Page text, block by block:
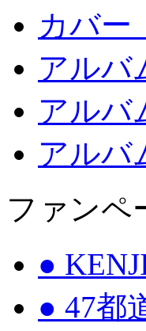
カバー
アルバ
アルバ
アルバ
ファンペ
●
● 47都